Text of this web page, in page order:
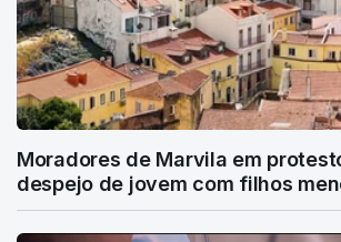
Moradores de Marvila em
despejo de jovem com filhos